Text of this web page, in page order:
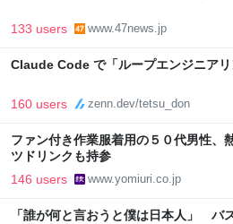
133 users www.47news.jp
Claude Code で「ループエンジニア
160 users zenn.dev/tetsu_don
ファン付き作業服着用の５０代男性
ツドリンクも持参
146 users www.yomiuri.co.jp
「誰が何と言おうと僕は日本人」 バ